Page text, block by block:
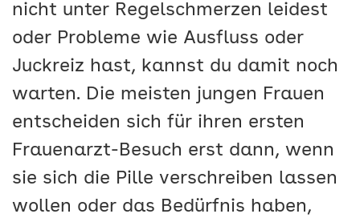
nicht unter Regelschmerzen leidest
oder Probleme wie Ausfluss oder
Juckreiz hast, kannst du damit noch
warten. Die meisten jungen Frauen
entscheiden sich für ihren ersten
Frauenarzt-Besuch erst dann, wenn
sie sich die Pille verschreiben lassen
wollen oder das Bedürfnis haben,